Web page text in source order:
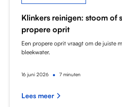
Klinkers reinigen: stoom of
propere oprit
Een propere oprit vraagt om de juiste
bleekwater.
16 juni 2026 • 7 minuten
Lees meer